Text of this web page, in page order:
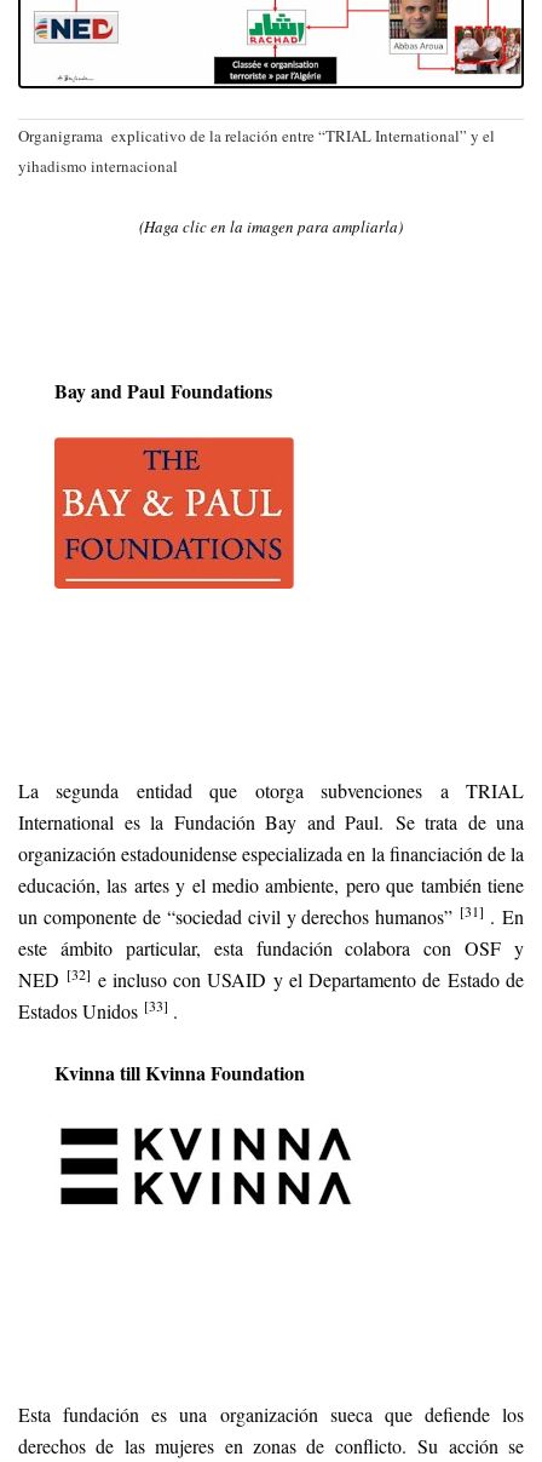
Organigrama explicativo de la relación entre “TRIAL International” y el
yihadismo internacional
(Haga clic en la imagen para ampliarla)
Bay and Paul Foundations
La segunda entidad que otorga subvenciones a TRIAL
International es la Fundación Bay and Paul. Se trata de una
organización estadounidense especializada en la financiación de la
educación, las artes y el medio ambiente, pero que también tiene
un componente de “sociedad civil y derechos humanos” [31] . En
este ámbito particular, esta fundación colabora con OSF y
NED [32] e incluso con USAID y el Departamento de Estado de
Estados Unidos [33] .
Kvinna till Kvinna Foundation
Esta fundación es una organización sueca que defiende los
derechos de las mujeres en zonas de conflicto. Su acción se